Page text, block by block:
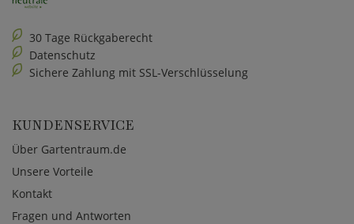
30 Tage Rückgaberecht
Datenschutz
Sichere Zahlung mit SSL-Verschlüsselung
KUNDENSERVICE
Über Gartentraum.de
Unsere Vorteile
Kontakt
Fragen und Antworten